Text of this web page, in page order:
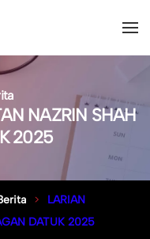
NAZRIN SHAH
2025
LARIAN
DATUK 2025